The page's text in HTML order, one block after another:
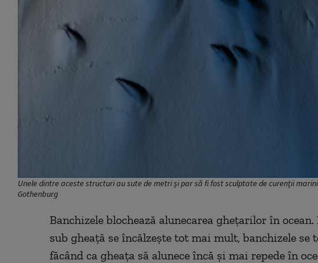
Unele dintre aceste structuri au sute de metri și par să fi fost sculptate de curenții
Gothenburg
Banchizele blochează alunecarea ghețarilor în ocean.
sub gheață se încălzește tot mai mult, banchizele se
făcând ca gheața să alunece încă și mai repede în